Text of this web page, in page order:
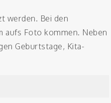
werden. Bei den
aufs Foto kommen. Neben
Geburtstage, Kita-